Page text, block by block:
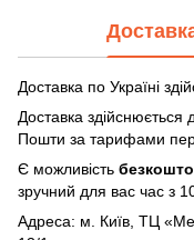
Доставка по Україні
Доставка
Пошти за тарифами
Є можливість
зручний для вас час з
Адреса: м. Київ, ТЦ